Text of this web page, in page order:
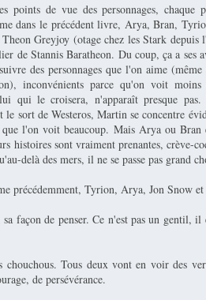
points de vue des personnages,
dans le précédent livre, Arya, Bran,
Greyjoy (otage chez les Stark depuis
de Stannis Baratheon. Du coup, ça a ses
des personnages que l'on aime
inconvénients parce qu'on voit moins
qui le croisera, n'apparaît presque pas.
sort de Westeros, Martin se concentre
l'on voit beaucoup. Mais Arya ou Bran
histoires sont vraiment prenantes, crève-
delà des mers, il ne se passe pas grand
précédemment, Tyrion, Arya, Jon Snow
façon de penser. Ce n'est pas un gentil, il
Tous deux vont en voir des
de persévérance.